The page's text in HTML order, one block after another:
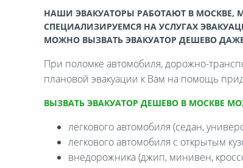
НАШИ ЭВАКУАТОРЫ РАБОТАЮТ В МОСКВЕ,
СПЕЦИАЛИЗИРУЕМСЯ НА УСЛУГАХ
МОЖНО ВЫЗВАТЬ ЭВАКУАТОР ДЕШЕВО
При поломке автомобиля, дорожно-
плановой эвакуации к Вам на помощь
ВЫЗВАТЬ ЭВАКУАТОР ДЕШЕВО В МОСКВЕ
легкового автомобиля (седан,
легкового автомобиля с открытым
внедорожника (джип, минивен,